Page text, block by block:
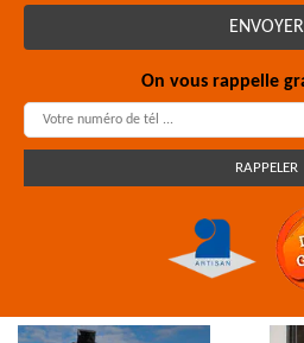
On vous rappelle